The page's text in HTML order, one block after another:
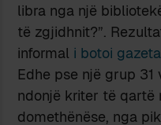
libra nga një
të zgjidhnit?”.
informal i botoi
Edhe pse një grup
ndonjë kriter të qartë
domethënëse, nga